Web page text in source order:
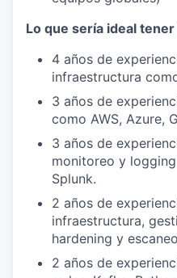
Lo que sería ideal
4 años de
infraestructura
3 años de
como AWS, Azure,
3 años de
monitoreo y
Splunk.
2 años de
infraestructura,
hardening y
2 años de